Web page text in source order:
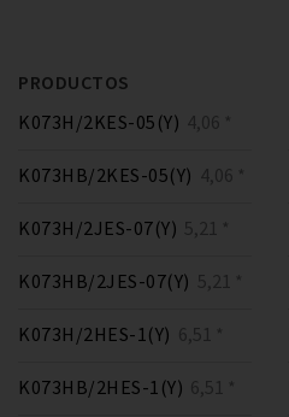
PRODUCTOS
K073H/2KES-05(Y) 4,06 *
K073HB/2KES-05(Y) 4,06 *
K073H/2JES-07(Y) 5,21 *
K073HB/2JES-07(Y) 5,21 *
K073H/2HES-1(Y) 6,51 *
K073HB/2HES-1(Y) 6,51 *